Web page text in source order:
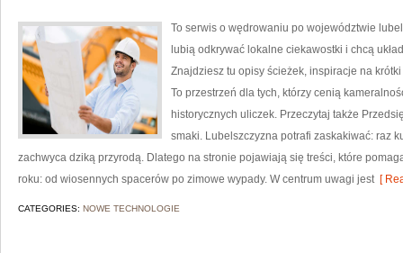
To serwis o wędrowaniu po województwie
lubią odkrywać lokalne ciekawostki i chcą
Znajdziesz tu opisy ścieżek, inspiracje na
To przestrzeń dla tych, którzy cenią
historycznych uliczek. Przeczytaj także
smaki. Lubelszczyzna potrafi zaskakiwać: raz
zachwyca dziką przyrodą. Dlatego na stronie pojawiają się treści, które
roku: od wiosennych spacerów po zimowe wypady. W centrum uwagi jest[
CATEGORIES: NOWE TECHNOLOGIE